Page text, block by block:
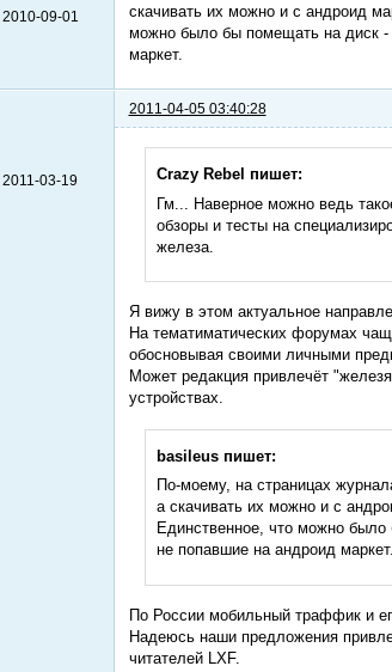
2010-09-01
скачивать их можно и с андроид
можно было бы помещать на диск -
маркет.
2011-04-05 03:40:28
2011-03-19
Crazy Rebel пишет:
Гм... Наверное можно ведь
обзоры и тесты на
железа.
Я вижу в этом актуальное
На тематиматических форумах
обосновывая своими личными
Может редакция привлечёт
устройствах.
basileus пишет:
По-моему, на страницах
а скачивать их можно и с
Единственное, что можно
не попавшие на андроид маркет.
По России мобильный траффик и
Надеюсь наши предложения
читателей LXF.